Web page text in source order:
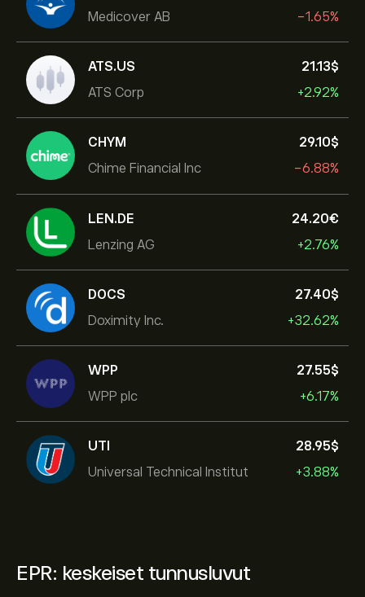
Medicover AB
-1.65%
ATS.US
ATS Corp
21.13‎$‎
+2.92%
CHYM
Chime Financial Inc
29.10‎$‎
-6.88%
LEN.DE
Lenzing AG
24.20‎€‎
+2.76%
DOCS
Doximity Inc.
27.40‎$‎
+32.62%
WPP
WPP plc
27.55‎$‎
+6.17%
UTI
Universal Technical Institut
28.95‎$‎
+3.88%
EPR: keskeiset tunnusluvut